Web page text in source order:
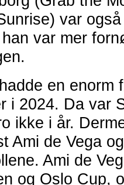
var
var mer
en enorm
i 2024. Da var
ikke i år.
Ami de Vega
Ami de
og Oslo Cup,